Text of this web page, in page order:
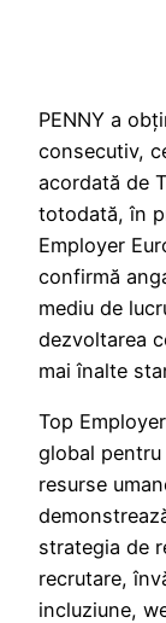
PENNY a
consecutiv,
acordată de
totodată, în
Employer
confirmă
mediu de
dezvoltarea
mai înalte
Top
global
resurse
strategia de
recrutare,
incluziune,